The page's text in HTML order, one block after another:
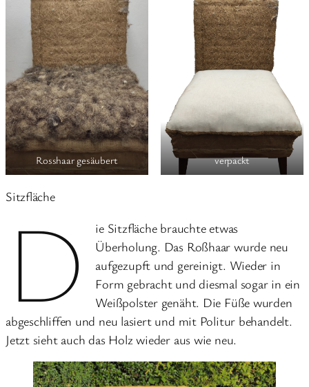
Rosshaar gesäubert verpackt
Sitzfläche
D
ie Sitzfläche brauchte etwas
Überholung. Das Roßhaar wurde neu
aufgezupft und gereinigt. Wieder in
Form gebracht und diesmal sogar in ein
Weißpolster genäht. Die Füße wurden
abgeschliffen und neu lasiert und mit Politur behandelt.
Jetzt sieht auch das Holz wieder aus wie neu.